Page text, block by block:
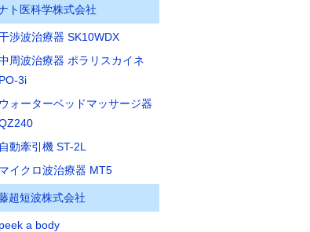
ト医科学株式会社
渉波治療器 SK10WDX
周波治療器 ポラリスカイネ
PO-3i
ウォーターベッドマッサージ器
自動牽引機 ST-2L
マイクロ波治療器 MT5
超短波株式会社
peek a body